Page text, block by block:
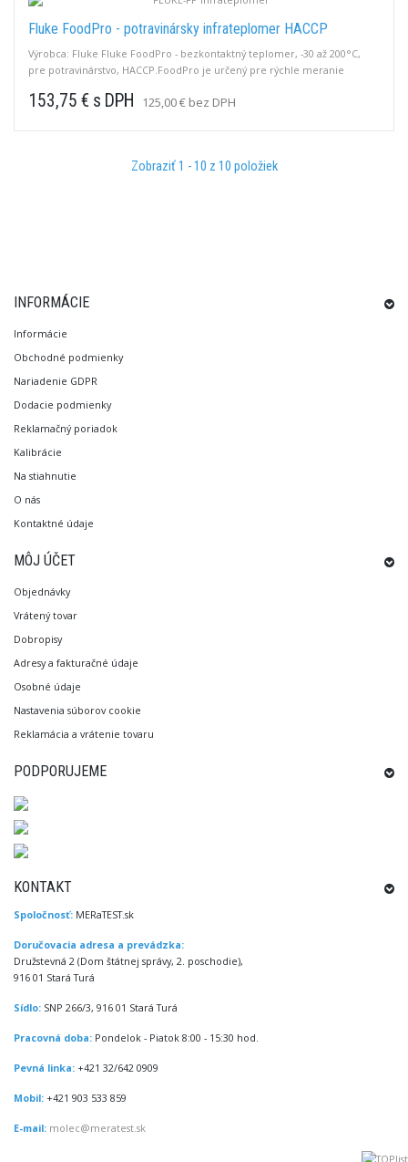
Fluke FoodPro - potravinársky infrateplomer HACCP
Výrobca: Fluke Fluke FoodPro - bezkontaktný teplomer, -30 až 200°C,
pre potravinárstvo, HACCP.FoodPro je určený pre rýchle meranie
153,75 € s DPH 125,00 € bez DPH
Zobraziť 1 - 10 z 10 položiek
INFORMÁCIE
Informácie
Obchodné podmienky
Nariadenie GDPR
Dodacie podmienky
Reklamačný poriadok
Kalibrácie
Na stiahnutie
O nás
Kontaktné údaje
MÔJ ÚČET
Objednávky
Vrátený tovar
Dobropisy
Adresy a fakturačné údaje
Osobné údaje
Nastavenia súborov cookie
Reklamácia a vrátenie tovaru
PODPORUJEME
KONTAKT
Spoločnosť: MERaTEST.sk
Doručovacia adresa a prevádzka:
Družstevná 2 (Dom štátnej správy, 2. poschodie),
916 01 Stará Turá
Sídlo: SNP 266/3, 916 01 Stará Turá
Pracovná doba: Pondelok - Piatok 8:00 - 15:30 hod.
Pevná linka: +421 32/642 0909
Mobil: +421 903 533 859
E-mail: molec@meratest.sk